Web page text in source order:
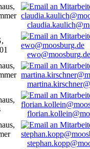
ewo@moosburg.de